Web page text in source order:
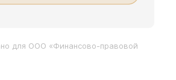
для ООО «Финансово-правовой